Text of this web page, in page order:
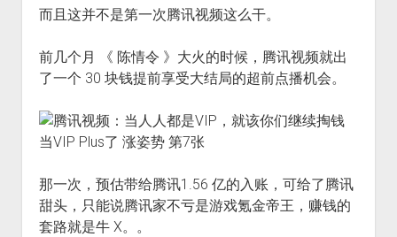
而且这并不是第一次腾讯视频这么干。
前几个月 《 陈情令 》大火的时候，腾讯视频就出
了一个 30 块钱提前享受大结局的超前点播机会。
那一次，预估带给腾讯1.56 亿的入账，可给了腾讯
甜头，只能说腾讯家不亏是游戏氪金帝王，赚钱的
套路就是牛 X。。